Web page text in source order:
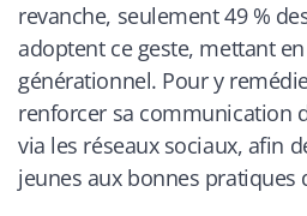
revanche, seulement 49 %
adoptent ce geste, mettant
générationnel. Pour y
renforcer sa communication
via les réseaux sociaux, afin
jeunes aux bonnes pratiques